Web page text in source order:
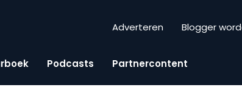
Adverteren Blogger
Podcasts Partnercontent